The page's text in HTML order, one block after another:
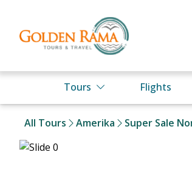
Tours Flights
All Tours Amerika Super Sale